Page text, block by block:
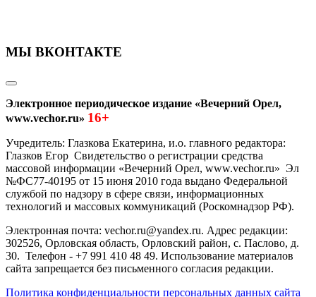
МЫ ВКОНТАКТЕ
Электронное периодическое издание «Вечерний Орел,
www.vechor.ru» 16+
Учредитель: Глазкова Екатерина, и.о. главного редактора:
Глазков Егор Свидетельство о регистрации средства
массовой информации «Вечерний Орел, www.vechor.ru» Эл
№ФС77-40195 от 15 июня 2010 года выдано Федеральной
службой по надзору в сфере связи, информационных
технологий и массовых коммуникаций (Роскомнадзор РФ).
Электронная почта: vechor.ru@yandex.ru. Адрес редакции:
302526, Орловская область, Орловский район, с. Паслово, д.
30. Телефон - +7 991 410 48 49. Использование материалов
сайта запрещается без письменного согласия редакции.
Политика конфиденциальности персональных данных сайта